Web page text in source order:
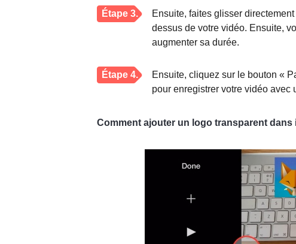
Étape 3.
Ensuite, faites glisser
dessus de votre vidéo. Ensuite,
augmenter sa durée.
Étape 4.
Ensuite, cliquez sur le bouton «
pour enregistrer votre vidéo avec
Comment ajouter un logo transparent dans